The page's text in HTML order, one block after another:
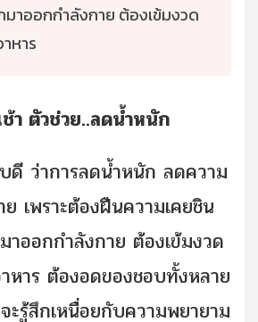
าออกกำลังกาย ต้องเข้มงวด
หาร
า ตัวช่วย..ลดน้ำหนัก
ดี ว่าการลดน้ำหนัก ลดความ
ย เพราะต้องฝืนความเคยชิน
ออกกำลังกาย ต้องเข้มงวด
หาร ต้องอดของชอบทั้งหลาย
ะรู้สึกเหนื่อยกับความพยายาม